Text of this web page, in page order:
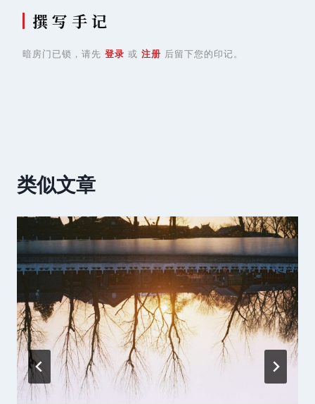
撰 写 手 记
暗房门已锁，请先 登录 或 注册 后留下您的印记。
类似文章